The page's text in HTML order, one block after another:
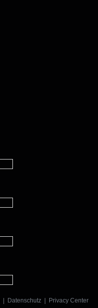
Datenschutz
Privacy Center